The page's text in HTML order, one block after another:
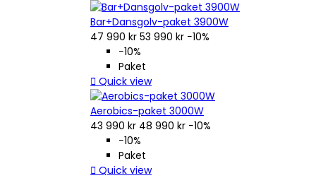
Bar+Dansgolv-paket 3900W
47 990 kr 53 990 kr −10%
−10%
Paket
 Quick view
Aerobics-paket 3000W
43 990 kr 48 990 kr −10%
−10%
Paket
 Quick view